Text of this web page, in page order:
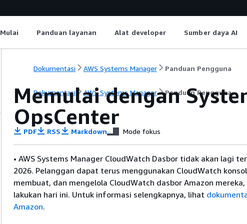
Mulai Panduan layanan Alat developer Sumber daya AI
Dokumentasi AWS Systems Manager Panduan Pengguna
Dokumentasi AWS Systems Manager Panduan Pengguna
Memulai dengan
OpsCenter
PDF RSS Markdown Mode fokus
• AWS Systems Manager CloudWatch Dasbor tidak akan lagi
2026. Pelanggan dapat terus menggunakan CloudWatch
membuat, dan mengelola CloudWatch dasbor Amazon
lakukan hari ini. Untuk informasi selengkapnya, lihat
Amazon.